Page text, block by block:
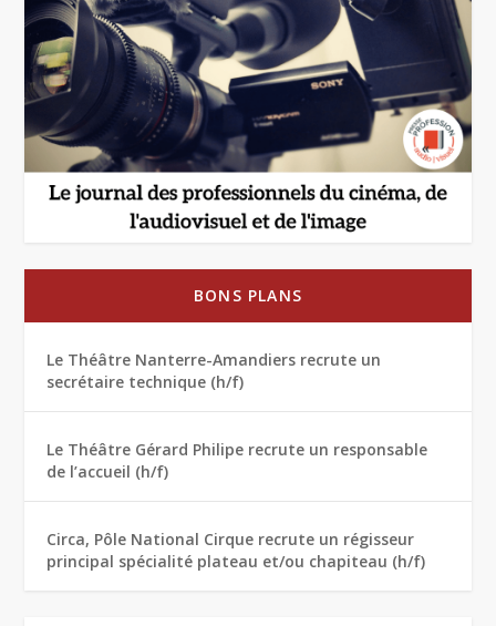
BONS PLANS
Le Théâtre Nanterre-Amandiers recrute un
secrétaire technique (h/f)
Le Théâtre Gérard Philipe recrute un responsable
de l’accueil (h/f)
Circa, Pôle National Cirque recrute un régisseur
principal spécialité plateau et/ou chapiteau (h/f)